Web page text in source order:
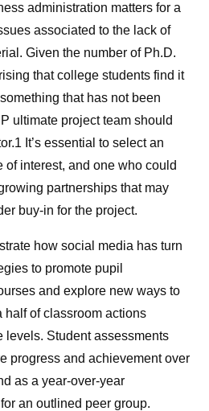
administration matters for a
associated to the lack of
Given the number of Ph.D.
that college students find it
that has not been
ultimate project team should
It’s essential to select an
of interest, and one who could
partnerships that may
buy-in for the project.
how social media has turn
to promote pupil
and explore new ways to
of classroom actions
levels. Student assessments
progress and achievement over
as a year-over-year
an outlined peer group.